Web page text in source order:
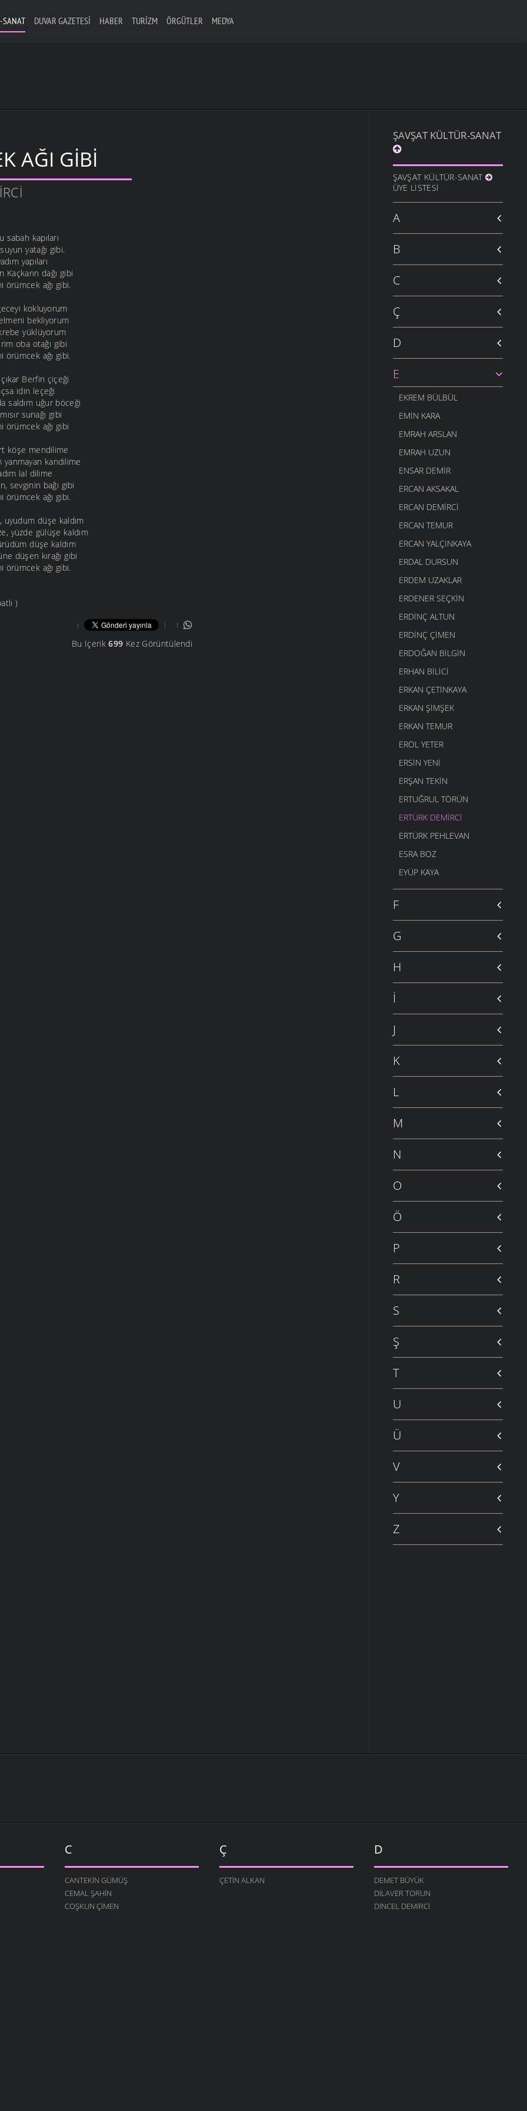
SANAT DUVAR GAZETESI HABER TURIZM ÖRGÜTLER MEDYA
AĞI GIBI
sabah kapıları
yatağı gibi.
yapıları
Kaçkarın dağı gibi
örümcek ağı gibi.
kokluyorum
bekliyorum
yüklüyorum
oba otağı gibi
örümcek ağı gibi.
Berfin çiçeği
idin leçeği
saldım uğur böceği
sunağı gibi
örümcek ağı gibi
köşe mendilime
yanmayan kandilime
lal dilime
sevginin bağı gibi
örümcek ağı gibi.
uyudum düşe kaldım
yüzde gülüşe kaldım
düşe kaldım
düşen kırağı gibi
örümcek ağı gibi.
)
Bu İçerik699 Kez Görüntülendi
ŞAVŞAT KÜLTÜR-SANAT
ŞAVŞAT KÜLTÜR-SANAT
ÜYE LISTESI
A
B
C
Ç
D
E
EKREM BÜLBÜL
EMIN KARA
EMRAH ARSLAN
EMRAH UZUN
ENSAR DEMIR
ERCAN AKSAKAL
ERCAN DEMIRCI
ERCAN TEMUR
ERCAN YALÇINKAYA
ERDAL DURSUN
ERDEM UZAKLAR
ERDENER SEÇKIN
ERDINÇ ALTUN
ERDINÇ ÇIMEN
ERDOĞAN BILGIN
ERHAN BILICI
ERKAN ÇETINKAYA
ERKAN ŞIMŞEK
ERKAN TEMUR
EROL YETER
ERSIN YENI
ERŞAN TEKIN
ERTUĞRUL TÖRÜN
ERTÜRK DEMIRCI
ERTÜRK PEHLEVAN
ESRA BOZ
EYÜP KAYA
F
G
H
İ
J
K
L
M
N
O
Ö
P
R
S
Ş
T
U
Ü
V
Y
Z
C
CANTEKIN GÜMÜŞ
CEMAL ŞAHIN
COŞKUN ÇIMEN
Ç
ÇETIN ALKAN
D
DEMET BÜYÜK
DILAVER TORUN
DINCEL DEMIRCI